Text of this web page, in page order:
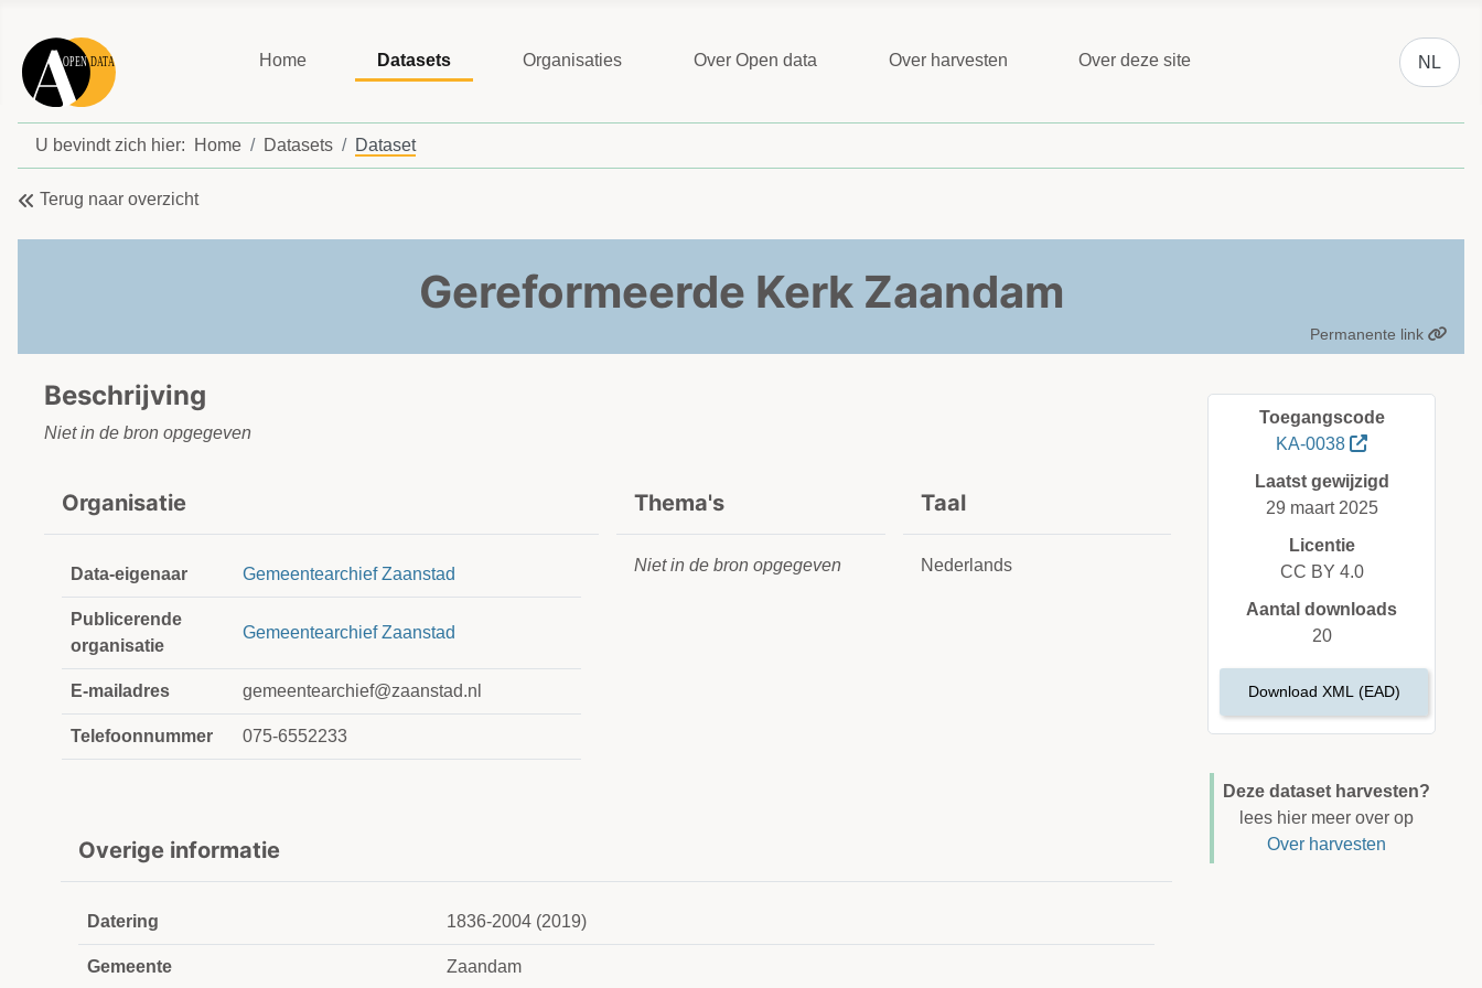
Home Datasets Organisaties Over Open data Over harvesten Over deze site
Selecteer
NL
U bevindt zich hier: Home Datasets Dataset
Terug naar overzicht
Gereformeerde Kerk Zaandam
Permanente link
Beschrijving
Niet in de bron opgegeven
Organisatie
Data-eigenaar Gemeentearchief Zaanstad
Publicerende
organisatie
Gemeentearchief Zaanstad
E-mailadres gemeentearchief@zaanstad.nl
Telefoonnummer 075-6552233
Thema's
Niet in de bron opgegeven
Taal
Nederlands
Overige informatie
Datering 1836-2004 (2019)
Gemeente Zaandam
Toegangscode
KA-0038
Laatst gewijzigd
29 maart 2025
Licentie
CC BY 4.0
Aantal downloads
20
Download XML (EAD)
Deze dataset harvesten?
lees hier meer over op
Over harvesten